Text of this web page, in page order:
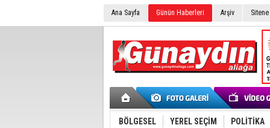
Ana Sayfa Günün Haberleri Arşiv
BÖLGESEL YEREL SEÇİM POLİTİKA